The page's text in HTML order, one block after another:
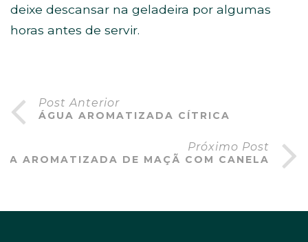
deixe descansar na geladeira por algumas
horas antes de servir.
Post Anterior
ÁGUA AROMATIZADA CÍTRICA
Próximo Post
AROMATIZADA DE MAÇÃ COM CANELA